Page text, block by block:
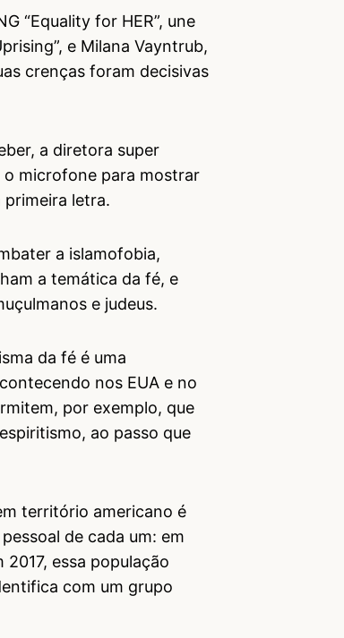
“Equality for HER”, une
e Milana Vayntrub,
crenças foram decisivas
a diretora super
o microfone para mostrar
primeira letra.
a islamofobia,
a temática da fé, e
e judeus.
da fé é uma
nos EUA e no
por exemplo, que
ao passo que
território americano é
de cada um: em
essa população
com um grupo